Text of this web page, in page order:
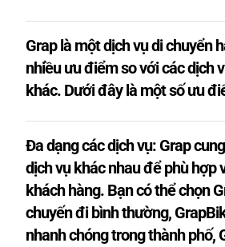
Grap là một dịch vụ di chuyển
nhiều ưu điểm so với các dịch
khác. Dưới đây là một số ưu
Đa dạng các dịch vụ: Grap
dịch vụ khác nhau để phù hợp
khách hàng. Bạn có thể chọn
chuyến đi bình thường,
nhanh chóng trong thành phố,